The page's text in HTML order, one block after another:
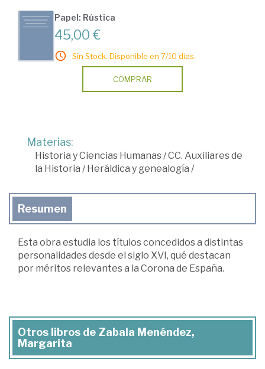
Papel: Rústica
45,00 €
Sin Stock. Disponible en 7/10 días.
COMPRAR
Materias:
Historia y Ciencias Humanas/CC. Auxiliares de
la Historia /Heráldica y genealogía /
Resumen
Esta obra estudia los títulos concedidos a distintas
personalidades desde el siglo XVI, qué destacan
por méritos relevantes a la Corona de España.
Otros libros de Zabala Menéndez,
Margarita